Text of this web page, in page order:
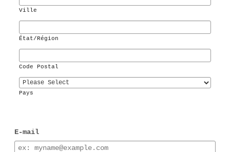
Ville
État/Région
Code Postal
Pays
E-mail